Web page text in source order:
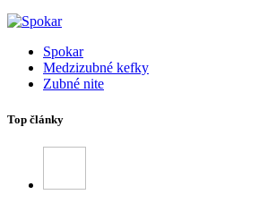
Spokar
Medzizubné kefky
Zubné nite
Top články